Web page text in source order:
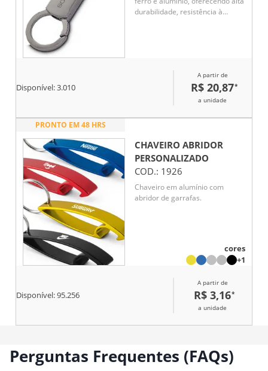
durabilidade, resistência à
valor à sua marca e praticidade
Disponível:3.010
A partir de
R$ 20,87*
a unidade
PRONTO EM 48 HRS
CHAVEIRO ABRIDOR
PERSONALIZADO
COD.: 1926
Chaveiro em alumínio com
abridor de garrafas.
cores
+1
Disponível:95.256
A partir de
R$ 3,16*
a unidade
Perguntas Frequentes (FAQs)